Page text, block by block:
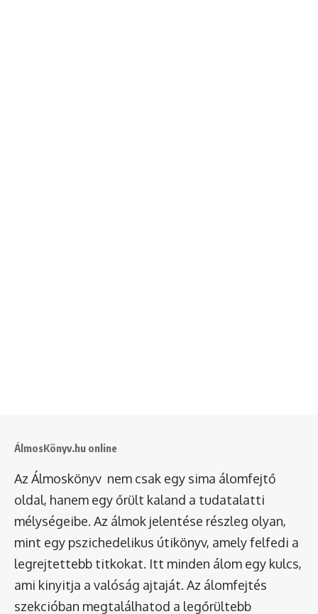
ÁlmosKönyv.hu online
Az Álmoskönyv nem csak egy sima álomfejtő
oldal, hanem egy őrült kaland a tudatalatti
mélységeibe. Az álmok jelentése részleg olyan,
mint egy pszichedelikus útikönyv, amely felfedi a
legrejtettebb titkokat. Itt minden álom egy kulcs,
ami kinyitja a valóság ajtaját. Az álomfejtés
szekcióban megtalálhatod a legőrültebb